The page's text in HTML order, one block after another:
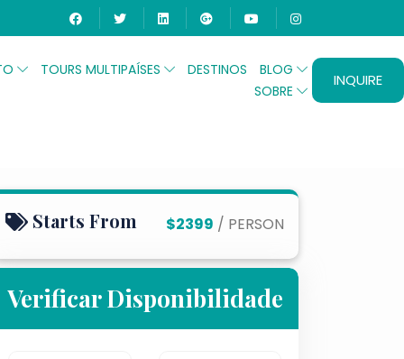
TOURS MULTIPAÍSES DESTINOS
BLOG
SOBRE
INQUIRE
Starts From $2399 / PERSON
Verificar Disponibilidade